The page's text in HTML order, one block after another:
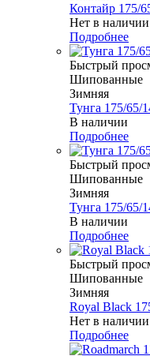
Контайр 175/
Нет в наличии
Подробнее
Быстрый
Шипованные
Зимняя
Тунга 175/65/
В наличии
Подробнее
Быстрый
Шипованные
Зимняя
Тунга 175/65/
В наличии
Подробнее
Быстрый
Шипованные
Зимняя
Royal Black
Нет в наличии
Подробнее